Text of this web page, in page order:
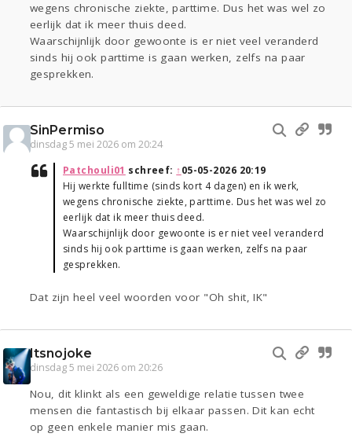
wegens chronische ziekte, parttime. Dus het was wel zo
eerlijk dat ik meer thuis deed.
Waarschijnlijk door gewoonte is er niet veel veranderd
sinds hij ook parttime is gaan werken, zelfs na paar
gesprekken.
SinPermiso
dinsdag 5 mei 2026 om 20:24
Patchouli01 schreef: ↑05-05-2026 20:19
Hij werkte fulltime (sinds kort 4 dagen) en ik werk,
wegens chronische ziekte, parttime. Dus het was wel zo
eerlijk dat ik meer thuis deed.
Waarschijnlijk door gewoonte is er niet veel veranderd
sinds hij ook parttime is gaan werken, zelfs na paar
gesprekken.
Dat zijn heel veel woorden voor "Oh shit, IK"
Itsnojoke
dinsdag 5 mei 2026 om 20:26
Nou, dit klinkt als een geweldige relatie tussen twee
mensen die fantastisch bij elkaar passen. Dit kan echt
op geen enkele manier mis gaan.